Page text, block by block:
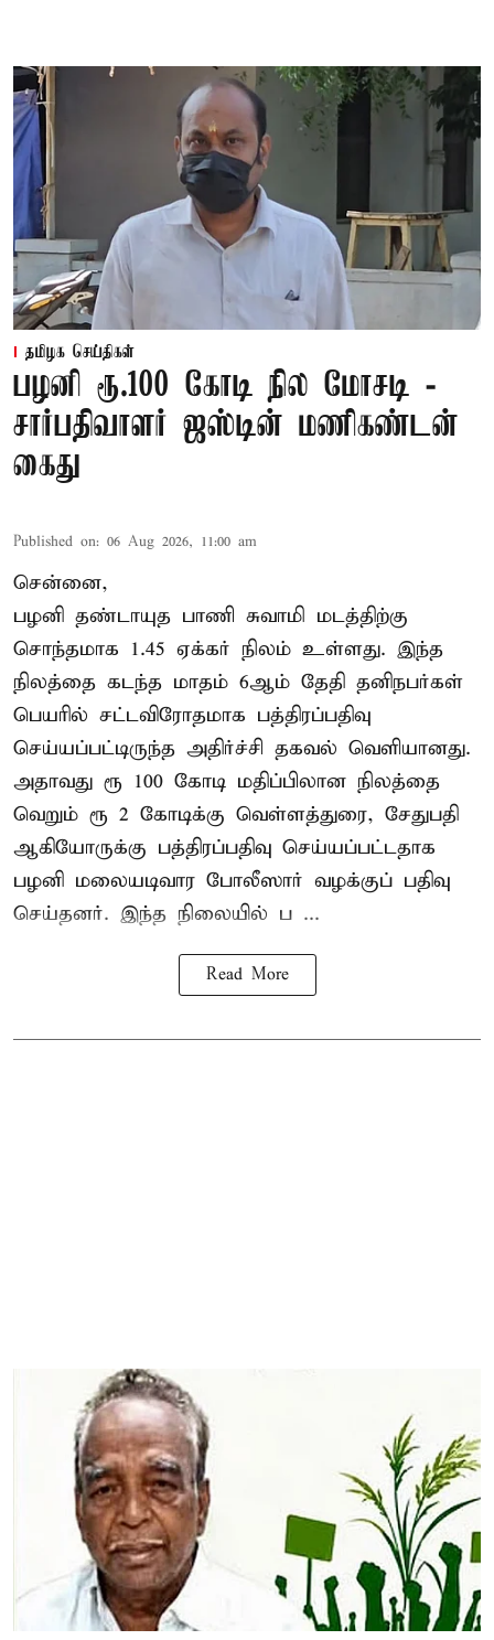
தமிழக செய்திகள்
பழனி ரூ.100 கோடி நில மோசடி -
சார்பதிவாளர் ஜஸ்டின் மணிகண்டன்
கைது
Published on: 06 Aug 2026, 11:00 am
சென்னை,
பழனி தண்டாயுத பாணி சுவாமி மடத்திற்கு
சொந்தமாக 1.45 ஏக்கர் நிலம் உள்ளது. இந்த
நிலத்தை கடந்த மாதம் 6ஆம் தேதி தனிநபர்கள்
பெயரில் சட்டவிரோதமாக பத்திரப்பதிவு
செய்யப்பட்டிருந்த அதிர்ச்சி தகவல் வெளியானது.
அதாவது ரூ 100 கோடி மதிப்பிலான நிலத்தை
வெறும் ரூ 2 கோடிக்கு வெள்ளத்துரை, சேதுபதி
ஆகியோருக்கு பத்திரப்பதிவு செய்யப்பட்டதாக
பழனி மலையடிவார போலீஸார் வழக்குப் பதிவு
செய்தனர். இந்த நிலையில் ப ...
Read More